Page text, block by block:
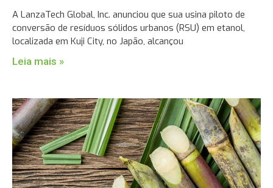
A LanzaTech Global, Inc. anunciou que sua usina piloto de
conversão de resíduos sólidos urbanos (RSU) em etanol,
localizada em Kuji City, no Japão, alcançou
Leia mais »